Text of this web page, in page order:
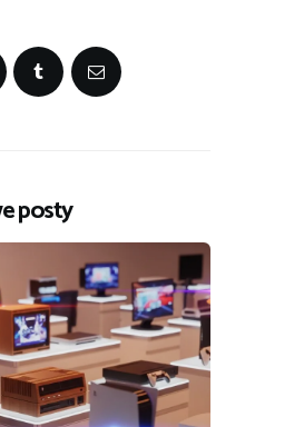
posty